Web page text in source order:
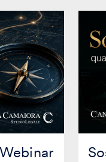
Verità.